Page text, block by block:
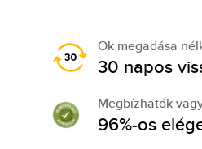
Ok megadása
30 napos
Megbízhatók
96%-os